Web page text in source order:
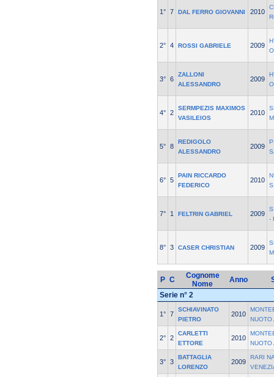
1° 7 DAL FERRO GIOVANNI 2010
2° 4 ROSSI GABRIELE 2009
3° 6
ZALLONI
ALESSANDRO
2009
4° 2
SERMPEZIS MAXIMOS
VASILEIOS
2010
5° 8
REDIGOLO
ALESSANDRO
2009
6° 5
PAIN RICCARDO
FEDERICO
2010
7° 1 FELTRIN GABRIEL 2009
-
8° 3 CASER CHRISTIAN 2009
P C
Cognome
Nome
Anno
Serie n° 2
1° 7
SCHIAVINATO
PIETRO
2010
NUOTO
2° 2
CARLETTI
ETTORE
2010
NUOTO
3° 3
BATTAGLIA
LORENZO
2009
RARI